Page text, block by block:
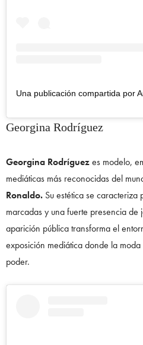
Georgina Rodríguez
Georgina Rodríguezes modelo,
mediáticas más reconocidas del
Ronaldo. Su estética se caracteriza
marcadas y una fuerte presencia
aparición pública transforma el
exposición mediática donde la
poder.